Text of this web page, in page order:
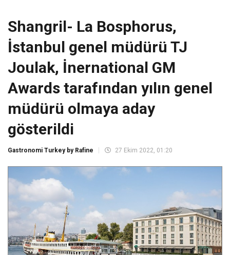
Shangril- La Bosphorus,
İstanbul genel müdürü TJ
Joulak, İnernational GM
Awards tarafından yılın genel
müdürü olmaya aday
gösterildi
Gastronomi Turkey by Rafine 27 Ekim 2022, 01:20